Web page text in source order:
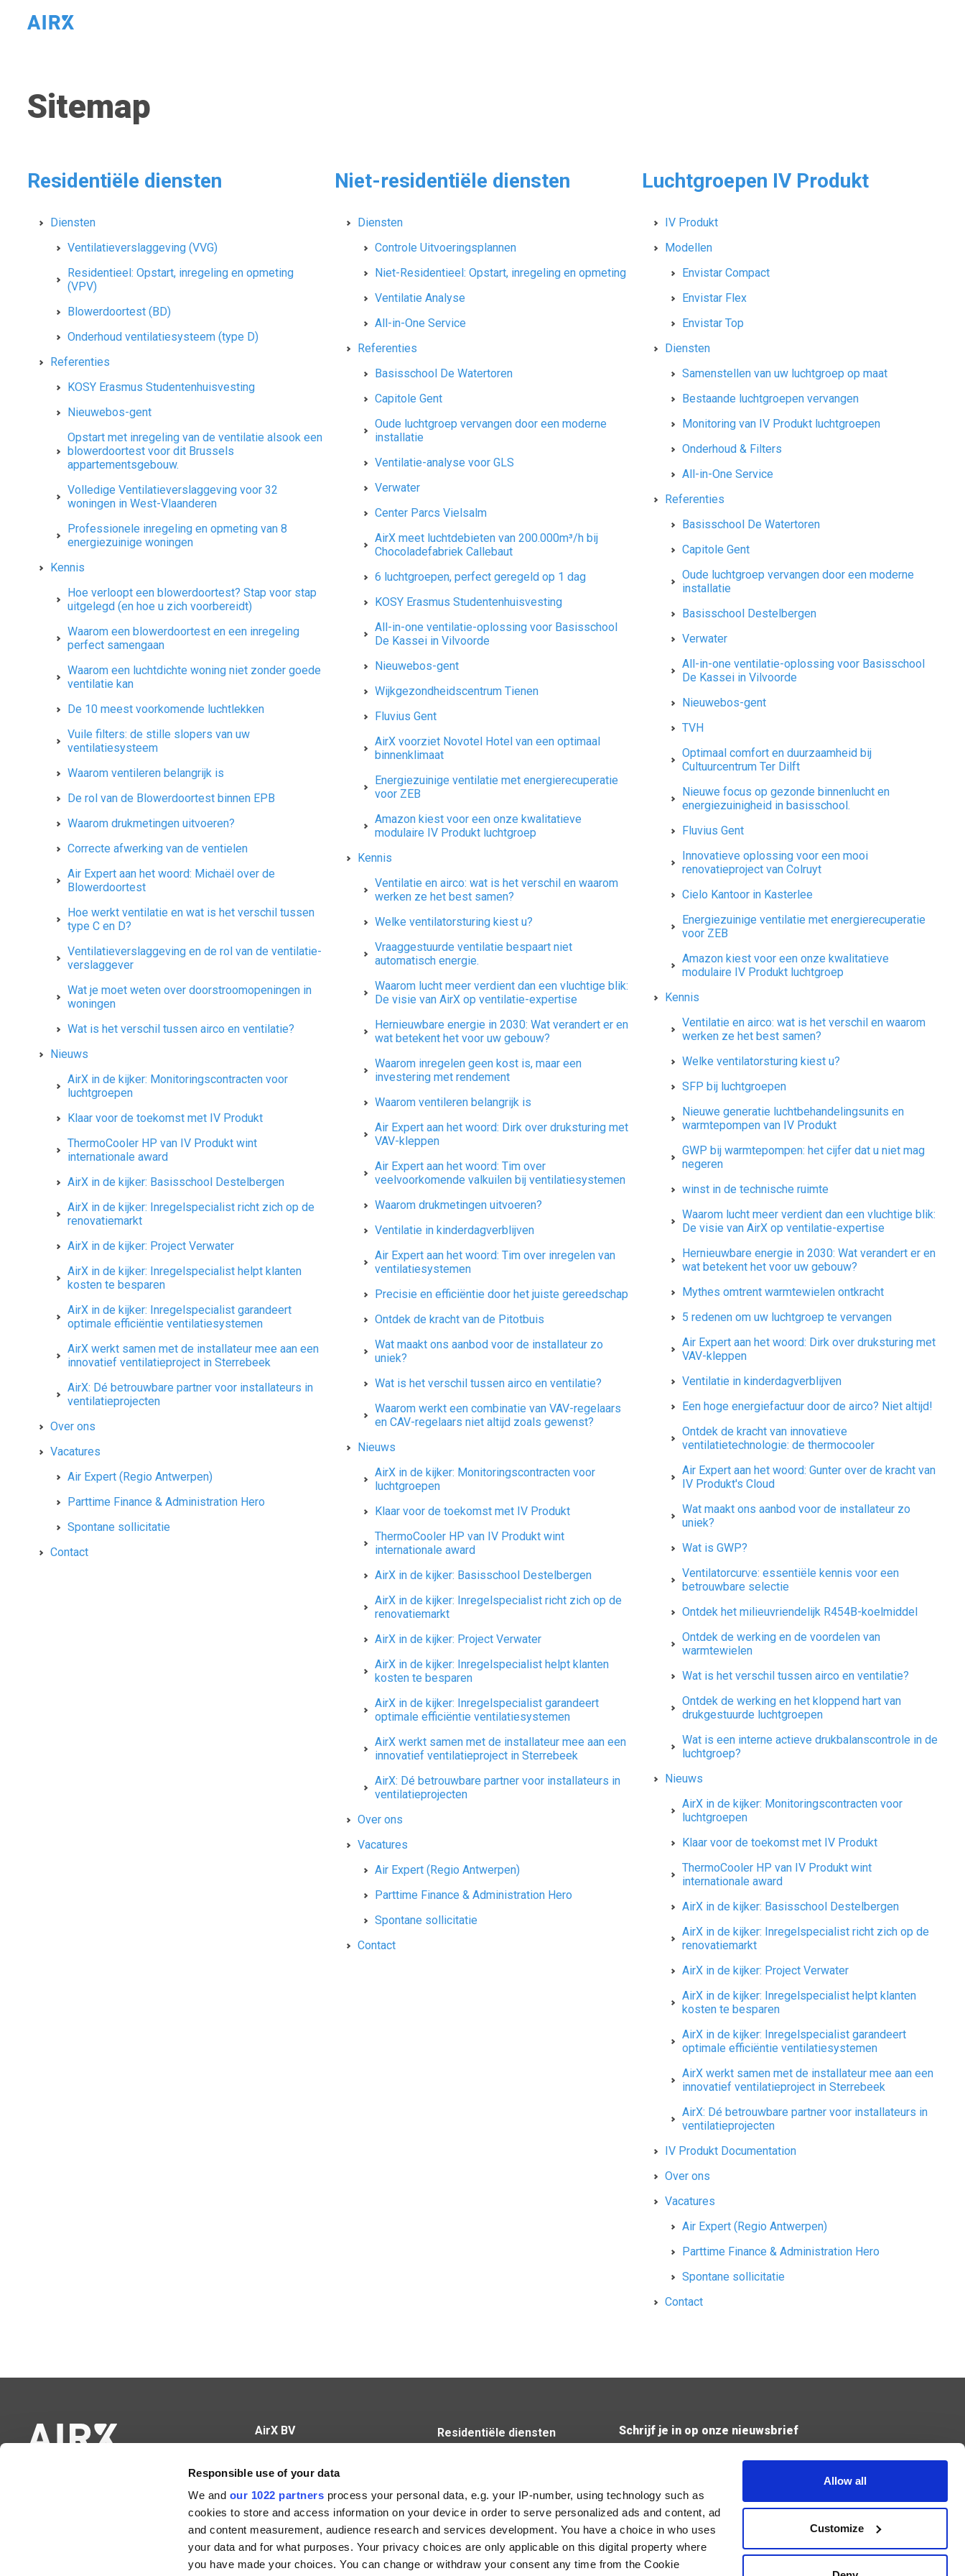
Responsible use of your data
We and our 1022 partners process your personal data, e.g. your IP-number, using technology such as
cookies to store and access information on your device in order to serve personalized ads and content, ad
and content measurement, audience research and services development. You have a choice in who uses
your data and for what purposes. Your privacy choices are only applicable on this digital property where
you have made your choices. You can change or withdraw your consent any time from the Cookie
Allow all
Customize
Sitemap
Residentiële diensten
Diensten
Ventilatieverslaggeving (VVG)
Residentieel: Opstart, inregeling en opmeting
(VPV)
Blowerdoortest (BD)
Onderhoud ventilatiesysteem (type D)
Referenties
KOSY Erasmus Studentenhuisvesting
Nieuwebos-gent
Opstart met inregeling van de ventilatie alsook een
blowerdoortest voor dit Brussels
appartementsgebouw.
Volledige Ventilatieverslaggeving voor 32
woningen in West-Vlaanderen
Professionele inregeling en opmeting van 8
energiezuinige woningen
Kennis
Hoe verloopt een blowerdoortest? Stap voor stap
uitgelegd (en hoe u zich voorbereidt)
Waarom een blowerdoortest en een inregeling
perfect samengaan
Waarom een luchtdichte woning niet zonder goede
ventilatie kan
De 10 meest voorkomende luchtlekken
Vuile filters: de stille slopers van uw
ventilatiesysteem
Waarom ventileren belangrijk is
De rol van de Blowerdoortest binnen EPB
Waarom drukmetingen uitvoeren?
Correcte afwerking van de ventielen
Air Expert aan het woord: Michaël over de
Blowerdoortest
Hoe werkt ventilatie en wat is het verschil tussen
type C en D?
Ventilatie­verslag­geving en de rol van de ventilatie­
verslag­gever
Wat je moet weten over doorstroomopeningen in
woningen
Wat is het verschil tussen airco en ventilatie?
Nieuws
AirX in de kijker: Monitoringscontracten voor
luchtgroepen
Klaar voor de toekomst met IV Produkt
ThermoCooler HP van IV Produkt wint
internationale award
AirX in de kijker: Basisschool Destelbergen
AirX in de kijker: Inregelspecialist richt zich op de
renovatiemarkt
AirX in de kijker: Project Verwater
AirX in de kijker: Inregelspecialist helpt klanten
kosten te besparen
AirX in de kijker: Inregelspecialist garandeert
optimale efficiëntie ventilatiesystemen
AirX werkt samen met de installateur mee aan een
innovatief ventilatieproject in Sterrebeek
AirX: Dé betrouwbare partner voor installateurs in
ventilatieprojecten
Over ons
Vacatures
Air Expert (Regio Antwerpen)
Parttime Finance & Administration Hero
Spontane sollicitatie
Contact
Niet-residentiële diensten
Diensten
Controle Uitvoeringsplannen
Niet-Residentieel: Opstart, inregeling en opmeting
Ventilatie Analyse
All-in-One Service
Referenties
Basisschool De Watertoren
Capitole Gent
Oude luchtgroep vervangen door een moderne
installatie
Ventilatie-analyse voor GLS
Verwater
Center Parcs Vielsalm
AirX meet luchtdebieten van 200.000m³/h bij
Chocoladefabriek Callebaut
6 luchtgroepen, perfect geregeld op 1 dag
KOSY Erasmus Studentenhuisvesting
All-in-one ventilatie-oplossing voor Basisschool
De Kassei in Vilvoorde
Nieuwebos-gent
Wijkgezondheidscentrum Tienen
Fluvius Gent
AirX voorziet Novotel Hotel van een optimaal
binnenklimaat
Energiezuinige ventilatie met energierecuperatie
voor ZEB
Amazon kiest voor een onze kwalitatieve
modulaire IV Produkt luchtgroep
Kennis
Ventilatie en airco: wat is het verschil en waarom
werken ze het best samen?
Welke ventilatorsturing kiest u?
Vraaggestuurde ventilatie bespaart niet
automatisch energie.
Waarom lucht meer verdient dan een vluchtige blik:
De visie van AirX op ventilatie-expertise
Hernieuwbare energie in 2030: Wat verandert er en
wat betekent het voor uw gebouw?
Waarom inregelen geen kost is, maar een
investering met rendement
Waarom ventileren belangrijk is
Air Expert aan het woord: Dirk over druksturing met
VAV-kleppen
Air Expert aan het woord: Tim over
veelvoorkomende valkuilen bij ventilatiesystemen
Waarom drukmetingen uitvoeren?
Ventilatie in kinderdagverblijven
Air Expert aan het woord: Tim over inregelen van
ventilatiesystemen
Precisie en efficiëntie door het juiste gereedschap
Ontdek de kracht van de Pitotbuis
Wat maakt ons aanbod voor de installateur zo
uniek?
Wat is het verschil tussen airco en ventilatie?
Waarom werkt een combinatie van VAV-regelaars
en CAV-regelaars niet altijd zoals gewenst?
Nieuws
AirX in de kijker: Monitoringscontracten voor
luchtgroepen
Klaar voor de toekomst met IV Produkt
ThermoCooler HP van IV Produkt wint
internationale award
AirX in de kijker: Basisschool Destelbergen
AirX in de kijker: Inregelspecialist richt zich op de
renovatiemarkt
AirX in de kijker: Project Verwater
AirX in de kijker: Inregelspecialist helpt klanten
kosten te besparen
AirX in de kijker: Inregelspecialist garandeert
optimale efficiëntie ventilatiesystemen
AirX werkt samen met de installateur mee aan een
innovatief ventilatieproject in Sterrebeek
AirX: Dé betrouwbare partner voor installateurs in
ventilatieprojecten
Over ons
Vacatures
Air Expert (Regio Antwerpen)
Parttime Finance & Administration Hero
Spontane sollicitatie
Contact
Luchtgroepen IV Produkt
IV Produkt
Modellen
Envistar Compact
Envistar Flex
Envistar Top
Diensten
Samenstellen van uw luchtgroep op maat
Bestaande luchtgroepen vervangen
Monitoring van IV Produkt luchtgroepen
Onderhoud & Filters
All-in-One Service
Referenties
Basisschool De Watertoren
Capitole Gent
Oude luchtgroep vervangen door een moderne
installatie
Basisschool Destelbergen
Verwater
All-in-one ventilatie-oplossing voor Basisschool
De Kassei in Vilvoorde
Nieuwebos-gent
TVH
Optimaal comfort en duurzaamheid bij
Cultuurcentrum Ter Dilft
Nieuwe focus op gezonde binnenlucht en
energiezuinigheid in basisschool.
Fluvius Gent
Innovatieve oplossing voor een mooi
renovatieproject van Colruyt
Cielo Kantoor in Kasterlee
Energiezuinige ventilatie met energierecuperatie
voor ZEB
Amazon kiest voor een onze kwalitatieve
modulaire IV Produkt luchtgroep
Kennis
Ventilatie en airco: wat is het verschil en waarom
werken ze het best samen?
Welke ventilatorsturing kiest u?
SFP bij luchtgroepen
Nieuwe generatie luchtbehandelingsunits en
warmtepompen van IV Produkt
GWP bij warmtepompen: het cijfer dat u niet mag
negeren
winst in de technische ruimte
Waarom lucht meer verdient dan een vluchtige blik:
De visie van AirX op ventilatie-expertise
Hernieuwbare energie in 2030: Wat verandert er en
wat betekent het voor uw gebouw?
Mythes omtrent warmtewielen ontkracht
5 redenen om uw luchtgroep te vervangen
Air Expert aan het woord: Dirk over druksturing met
VAV-kleppen
Ventilatie in kinderdagverblijven
Een hoge energiefactuur door de airco? Niet altijd!
Ontdek de kracht van innovatieve
ventilatietechnologie: de thermocooler
Air Expert aan het woord: Gunter over de kracht van
IV Produkt's Cloud
Wat maakt ons aanbod voor de installateur zo
uniek?
Wat is GWP?
Ventilatorcurve: essentiële kennis voor een
betrouwbare selectie
Ontdek het milieuvriendelijk R454B-koelmiddel
Ontdek de werking en de voordelen van
warmtewielen
Wat is het verschil tussen airco en ventilatie?
Ontdek de werking en het kloppend hart van
drukgestuurde luchtgroepen
Wat is een interne actieve drukbalanscontrole in de
luchtgroep?
Nieuws
AirX in de kijker: Monitoringscontracten voor
luchtgroepen
Klaar voor de toekomst met IV Produkt
ThermoCooler HP van IV Produkt wint
internationale award
AirX in de kijker: Basisschool Destelbergen
AirX in de kijker: Inregelspecialist richt zich op de
renovatiemarkt
AirX in de kijker: Project Verwater
AirX in de kijker: Inregelspecialist helpt klanten
kosten te besparen
AirX in de kijker: Inregelspecialist garandeert
optimale efficiëntie ventilatiesystemen
AirX werkt samen met de installateur mee aan een
innovatief ventilatieproject in Sterrebeek
AirX: Dé betrouwbare partner voor installateurs in
ventilatieprojecten
IV Produkt Documentation
Over ons
Vacatures
Air Expert (Regio Antwerpen)
Parttime Finance & Administration Hero
Spontane sollicitatie
Contact
AirX BV
9820 Merelbeke
BE0671.665.315
09 430 60 89
info@airx.be
Kantoor Mechelen
Campus Schaliënhoevedreef 20T
Residentiële diensten
Schrijf je in op onze nieuwsbrief
Verzend
Ik geef de toestemming om mijn gegevens te bewaren en
verwerken zoals aangegeven in onzeprivacy statement